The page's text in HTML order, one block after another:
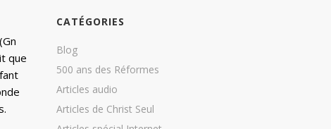
que
CATÉGORIES
Blog
500 ans des Réformes
Articles audio
Articles de Christ Seul